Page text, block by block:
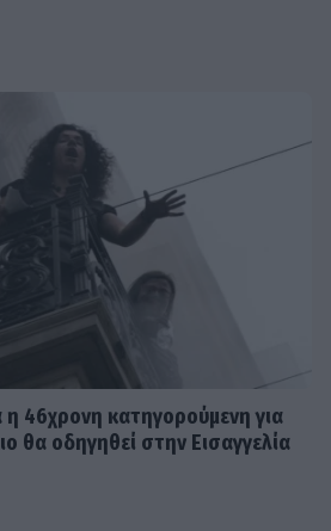
Τζορτζ Κλούνεϊ
στα σχόλια με
Κυκλοφόρησε
MEGA
46χρονη κατηγορούμενη για
θα οδηγηθεί στην Εισαγγελία